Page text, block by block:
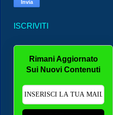
ISCRIVITI
Rimani Aggiornato
Sui Nuovi Contenuti